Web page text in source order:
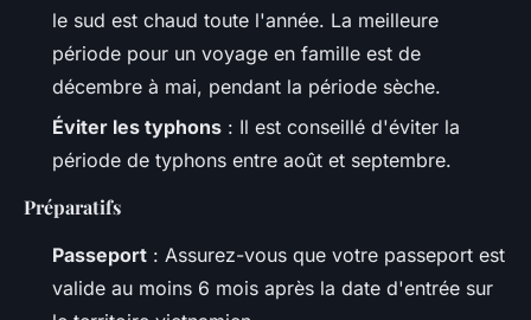
le sud est chaud toute l'année. La meilleure
période pour un voyage en famille est de
décembre à mai, pendant la période sèche.
Éviter les typhons : Il est conseillé d'éviter la
période de typhons entre août et septembre.
Préparatifs
Passeport : Assurez-vous que votre passeport est
valide au moins 6 mois après la date d'entrée sur